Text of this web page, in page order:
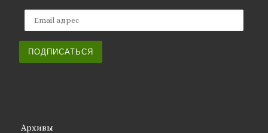
ПОДПИСАТЬСЯ
Архивы